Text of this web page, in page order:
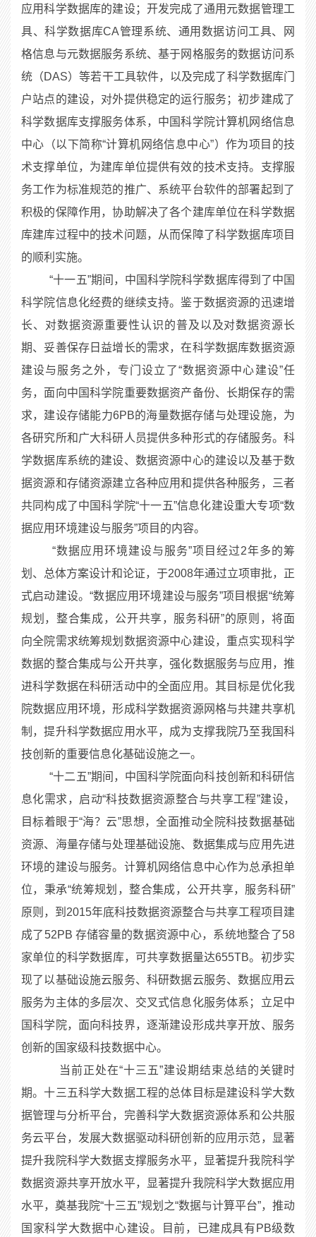
应用科学数据库的建设；开发完成了通用元数据管理工
具、科学数据库CA管理系统、通用数据访问工具、网
格信息与元数据服务系统、基于网格服务的数据访问系
统（DAS）等若干工具软件，以及完成了科学数据库门
户站点的建设，对外提供稳定的运行服务；初步建成了
科学数据库支撑服务体系，中国科学院计算机网络信息
中心（以下简称“计算机网络信息中心”）作为项目的技
术支撑单位，为建库单位提供有效的技术支持。支撑服
务工作为标准规范的推广、系统平台软件的部署起到了
积极的保障作用，协助解决了各个建库单位在科学数据
库建库过程中的技术问题，从而保障了科学数据库项目
的顺利实施。
“十一五”期间，中国科学院科学数据库得到了中国
科学院信息化经费的继续支持。鉴于数据资源的迅速增
长、对数据资源重要性认识的普及以及对数据资源长
期、妥善保存日益增长的需求，在科学数据库数据资源
建设与服务之外，专门设立了“数据资源中心建设”任
务，面向中国科学院重要数据资产备份、长期保存的需
求，建设存储能力6PB的海量数据存储与处理设施，为
各研究所和广大科研人员提供多种形式的存储服务。科
学数据库系统的建设、数据资源中心的建设以及基于数
据资源和存储资源建立各种应用和提供各种服务，三者
共同构成了中国科学院“十一五”信息化建设重大专项“数
据应用环境建设与服务”项目的内容。
“数据应用环境建设与服务”项目经过2年多的筹
划、总体方案设计和论证，于2008年通过立项审批，正
式启动建设。“数据应用环境建设与服务”项目根据“统筹
规划，整合集成，公开共享，服务科研”的原则，将面
向全院需求统筹规划数据资源中心建设，重点实现科学
数据的整合集成与公开共享，强化数据服务与应用，推
进科学数据在科研活动中的全面应用。其目标是优化我
院数据应用环境，形成科学数据资源网格与共建共享机
制，提升科学数据应用水平，成为支撑我院乃至我国科
技创新的重要信息化基础设施之一。
“十二五”期间，中国科学院面向科技创新和科研信
息化需求，启动“科技数据资源整合与共享工程”建设，
目标着眼于“海？云”思想，全面推动全院科技数据基础
资源、海量存储与处理基础设施、数据集成与应用先进
环境的建设与服务。计算机网络信息中心作为总承担单
位，秉承“统筹规划，整合集成，公开共享，服务科研”
原则，到2015年底科技数据资源整合与共享工程项目建
成了52PB 存储容量的数据资源中心，系统地整合了58
家单位的科学数据库，可共享数据量达655TB。初步实
现了以基础设施云服务、科研数据云服务、数据应用云
服务为主体的多层次、交叉式信息化服务体系；立足中
国科学院，面向科技界，逐渐建设形成共享开放、服务
创新的国家级科技数据中心。
当前正处在“十三五”建设期结束总结的关键时
期。十三五科学大数据工程的总体目标是建设科学大数
据管理与分析平台，完善科学大数据资源体系和公共服
务云平台，发展大数据驱动科研创新的应用示范，显著
提升我院科学大数据支撑服务水平，显著提升我院科学
数据资源共享开放水平，显著提升我院科学大数据应用
水平，奠基我院“十三五”规划之“数据与计算平台”，推动
国家科学大数据中心建设。目前，已建成具有PB级数